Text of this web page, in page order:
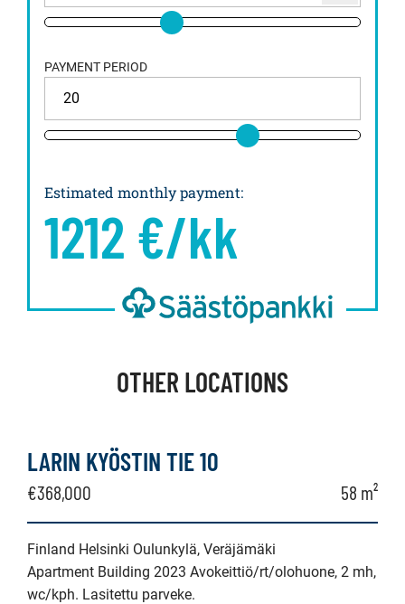
PAYMENT PERIOD
Estimated monthly payment:
1212 €/kk
OTHER LOCATIONS
LARIN KYÖSTIN TIE 10
€368,000 58 m²
Finland Helsinki Oulunkylä, Veräjämäki
Apartment Building 2023 Avokeittiö/rt/olohuone, 2 mh,
wc/kph. Lasitettu parveke.